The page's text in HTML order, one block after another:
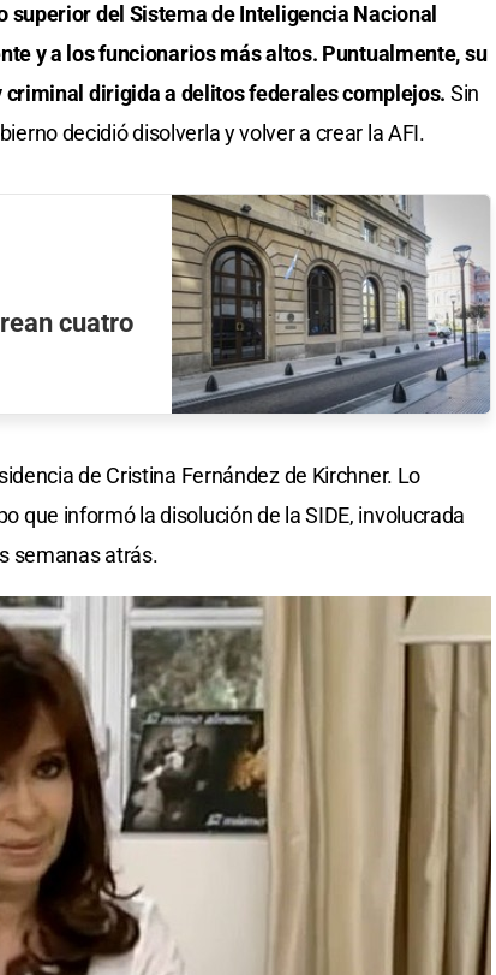
superior del Sistema de Inteligencia Nacional
y a los funcionarios más altos. Puntualmente, su
dirigida a delitos federales complejos. Sin
decidió disolverla y volver a crear la AFI.
cuatro
de Cristina Fernández de Kirchner. Lo
que informó la disolución de la SIDE, involucrada
semanas atrás.